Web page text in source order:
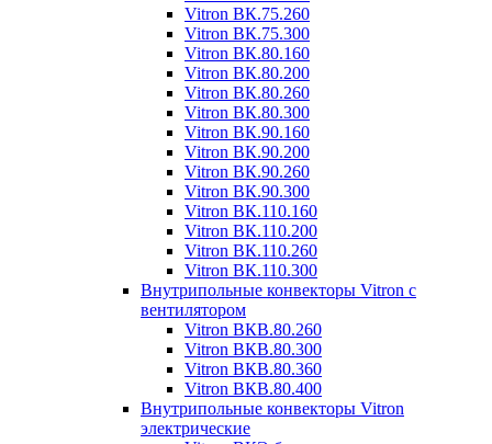
Vitron ВК.75.260
Vitron ВК.75.300
Vitron ВК.80.160
Vitron ВК.80.200
Vitron ВК.80.260
Vitron ВК.80.300
Vitron ВК.90.160
Vitron ВК.90.200
Vitron ВК.90.260
Vitron ВК.90.300
Vitron ВК.110.160
Vitron ВК.110.200
Vitron ВК.110.260
Vitron ВК.110.300
Внутрипольные конвекторы Vitron с
вентилятором
Vitron ВКВ.80.260
Vitron ВКВ.80.300
Vitron ВКВ.80.360
Vitron ВКВ.80.400
Внутрипольные конвекторы Vitron
электрические